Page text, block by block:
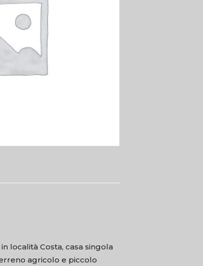
località Costa, casa singola
agricolo e piccolo